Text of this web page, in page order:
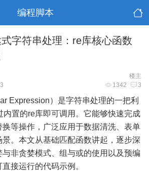
编程脚本
字符串处理：re库核心函数
楼主
1342 3
Expression）是字符串处理的一把利
内置的re库即可调用。它能够快速完成
等操作，广泛应用于数据清洗、表单
。本文从基础匹配函数讲起，逐步深
与非贪婪模式、组与或的使用以及预编
接运行的代码示例。